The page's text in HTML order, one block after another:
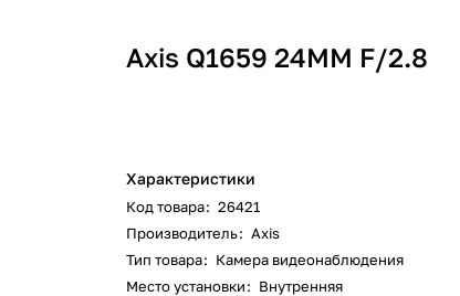
Axis Q1659 24MM F/2.8
Характеристики
Код товара: 26421
Производитель: Axis
Тип товара: Камера видеонаблюдения
Место установки: Внутренняя